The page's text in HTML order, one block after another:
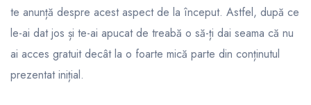
te anunță despre acest aspect de la început. Astfel, după ce
le-ai dat jos și te-ai apucat de treabă o să-ți dai seama că nu
ai acces gratuit decât la o foarte mică parte din conținutul
prezentat inițial.